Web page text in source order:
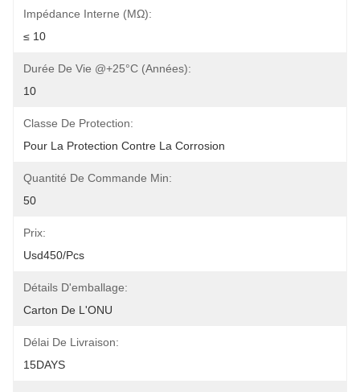
Impédance Interne (mΩ):
≤ 10
Durée De Vie @+25°C (années):
10
Classe De Protection:
Pour La Protection Contre La Corrosion
Quantité De Commande Min:
50
Prix:
Usd450/pcs
Détails D'emballage:
Carton De L'ONU
Délai De Livraison:
15DAYS